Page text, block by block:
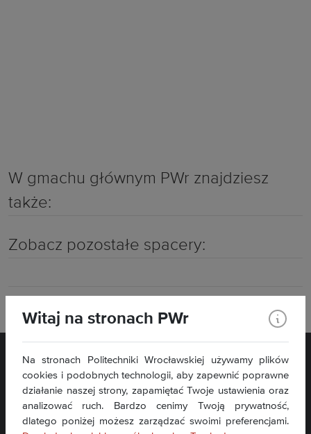
W gmachu głównym PWr znajdziesz
także:
Zobacz pozostałe spacery:
Drukuj
Witaj na stronach PWr
Na stronach Politechniki Wrocławskiej używamy plików
cookies i podobnych technologii, aby zapewnić poprawne
działanie naszej strony, zapamiętać Twoje ustawienia oraz
analizować ruch. Bardzo cenimy Twoją prywatność,
dlatego poniżej możesz zarządzać swoimi preferencjami.